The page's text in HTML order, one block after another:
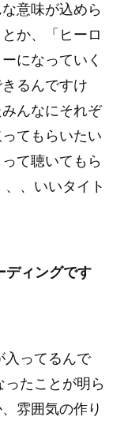
意味が込めら
か、「ヒーロ
になっていく
るんですけ
んなにそれぞ
てもらいたい
て聴いてもら
、いいタイト
ィングです
ってるんで
たことが明ら
雰囲気の作り